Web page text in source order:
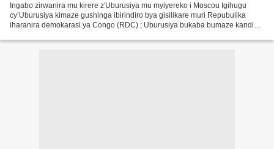
Ingabo zirwanira mu kirere z'Uburusiya mu myiyereko i Moscou Igihugu
cy’Uburusiya kimaze gushinga ibirindiro bya gisilikare muri Repubulika
iharanira demokarasi ya Congo (RDC) ; Uburusiya bukaba bumaze kandi